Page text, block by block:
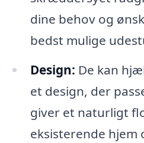
dine behov og
bedst mulige
Design: De kan
et design, der
giver et naturligt
eksisterende hjem